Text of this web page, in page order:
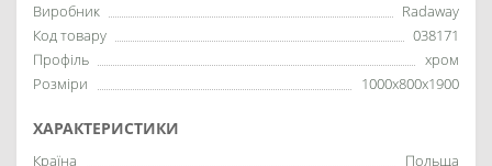
Виробник
Radaway
Код товару
038171
Профіль
хром
Розміри
1000x800x1900
ХАРАКТЕРИСТИКИ
Країна
Польща